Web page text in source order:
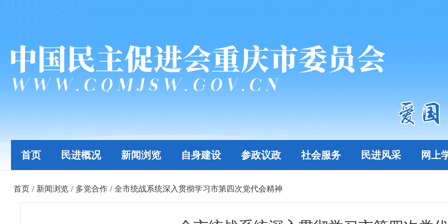
首页 民进概况 新闻浏览 自身建设 参政议政 社会服务 民进风采 网上
首页 / 新闻浏览 / 多党合作 / 全市统战系统深入贯彻学习市第四次党代会精神